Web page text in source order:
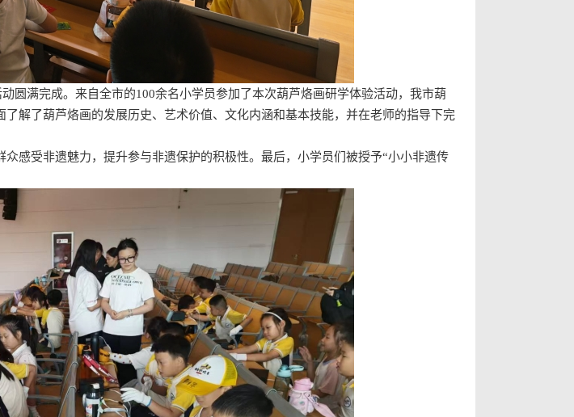
圆满完成。来自全市的100余名小学员参加了本次葫芦烙画研学体验活动，我市葫
解了葫芦烙画的发展历史、艺术价值、文化内涵和基本技能，并在老师的指导下完
感受非遗魅力，提升参与非遗保护的积极性。最后，小学员们被授予“小小非遗传